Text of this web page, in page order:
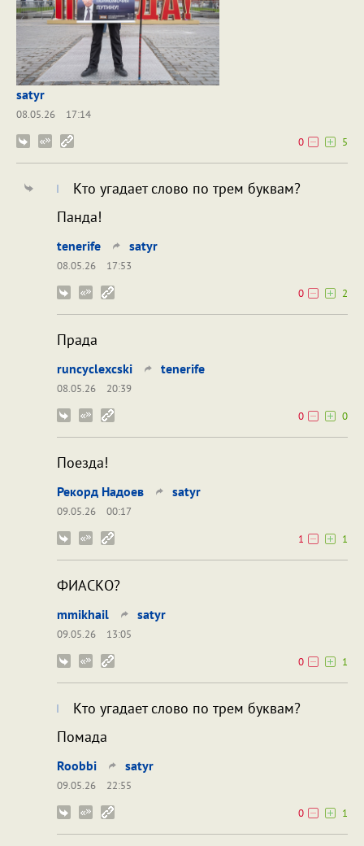
satyr
08.05.26
17:14
0
5
Кто угадает слово по трем буквам?
Панда!
tenerife satyr
08.05.26
17:53
0
2
Прада
runcyclexcski tenerife
08.05.26
20:39
0
0
Поезда!
Рекорд Надоев satyr
09.05.26
00:17
1
1
ФИАСКО?
mmikhail satyr
09.05.26
13:05
0
1
Кто угадает слово по трем буквам?
Помада
Roobbi satyr
09.05.26
22:55
0
1